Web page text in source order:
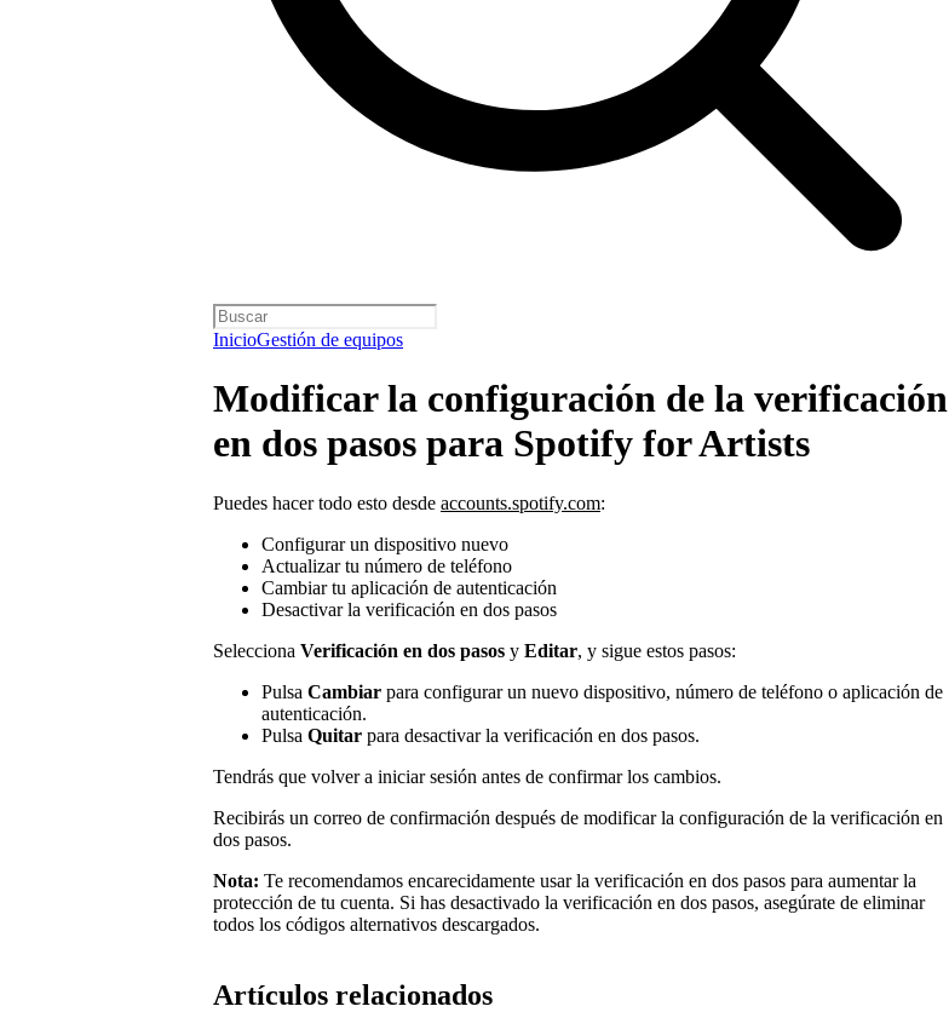
InicioGestión de equipos
Modificar la configuración de la verificación
en dos pasos para Spotify for Artists
Puedes hacer todo esto desde accounts.spotify.com:
Configurar un dispositivo nuevo
Actualizar tu número de teléfono
Cambiar tu aplicación de autenticación
Desactivar la verificación en dos pasos
Selecciona Verificación en dos pasos y Editar, y sigue estos pasos:
Pulsa Cambiar para configurar un nuevo dispositivo, número de teléfono o aplicación de
autenticación.
Pulsa Quitar para desactivar la verificación en dos pasos.
Tendrás que volver a iniciar sesión antes de confirmar los cambios.
Recibirás un correo de confirmación después de modificar la configuración de la verificación en
dos pasos.
Nota: Te recomendamos encarecidamente usar la verificación en dos pasos para aumentar la
protección de tu cuenta. Si has desactivado la verificación en dos pasos, asegúrate de eliminar
todos los códigos alternativos descargados.
Artículos relacionados